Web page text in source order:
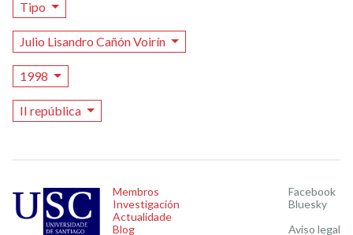
Tipo
Julio Lisandro Cañón Voirín
1998
II república
Membros
Investigación
Actualidade
Blog
Facebook
Bluesky
Aviso legal